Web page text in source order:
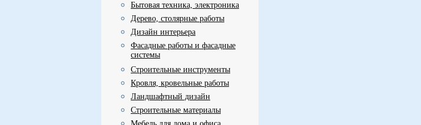
Бытовая техника, электроника
Дерево, столярные работы
Дизайн интерьера
Фасадные работы и фасадные
системы
Строительные инструменты
Кровля, кровельные работы
Ландшафтный дизайн
Строительные материалы